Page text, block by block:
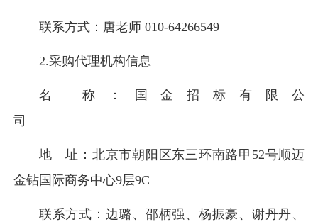
联系方式：唐老师 010-64266549
2.采购代理机构信息
名 称：国金招标有限公
司
地 址：北京市朝阳区东三环南路甲52号顺迈
金钻国际商务中心9层9C
联系方式：边璐、邵柄强、杨振豪、谢丹丹、